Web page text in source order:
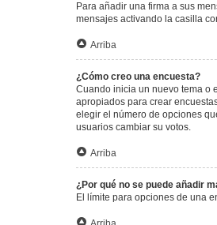
Para añadir una firma a sus
mensajes activando la casilla
Arriba
¿Cómo creo una encuesta?
Cuando inicia un nuevo tema o
apropiados para crear
elegir el número de opciones
usuarios cambiar su votos.
Arriba
¿Por qué no se puede añadir
El límite para opciones de una